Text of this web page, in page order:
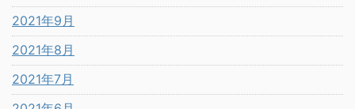
2021年9月
2021年8月
2021年7月